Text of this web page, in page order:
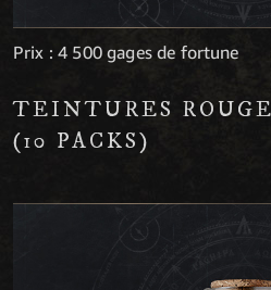
Prix : 4 500 gages de fortune
TEINTURES
(10 PACKS)